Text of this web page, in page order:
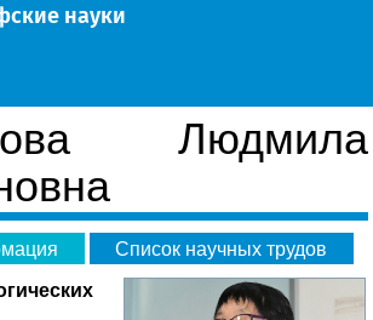
науки
Людмила
Список научных трудов